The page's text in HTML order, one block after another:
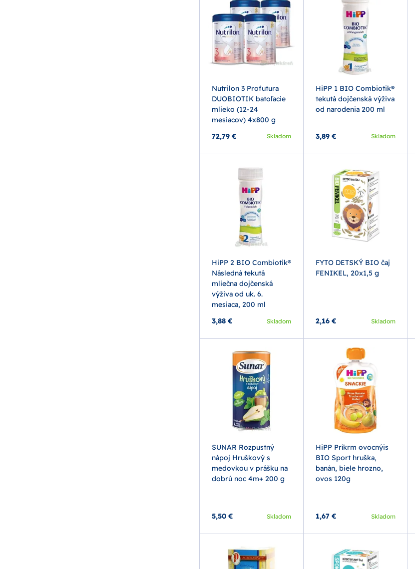
Nutrilon 3 Profutura
DUOBIOTIK batoľacie
mlieko (12-24
mesiacov) 4x800 g
72,79 €
Skladom
HiPP 1 BIO Combiotik®
tekutá dojčenská výživa
od narodenia 200 ml
3,89 € Skladom
HiPP 2 BIO Combiotik®
Následná tekutá
mliečna dojčenská
výživa od uk. 6.
mesiaca, 200 ml
3,88 €
Skladom
FYTO DETSKÝ BIO čaj
FENIKEL, 20x1,5 g
2,16 € Skladom
SUNAR Rozpustný
nápoj Hruškový s
medovkou v prášku na
dobrú noc 4m+ 200 g
5,50 € Skladom
HiPP Príkrm ovocnýis
BIO Sport hruška,
banán, biele hrozno,
ovos 120g
1,67 € Skladom